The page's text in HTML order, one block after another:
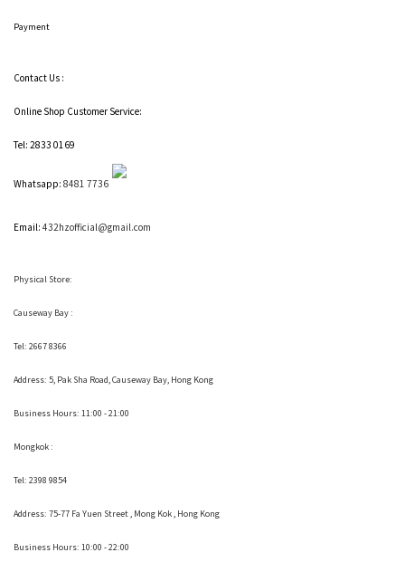
Payment
Contact Us :
Online Shop Customer Service:
Tel: 2833 0169
Whatsapp: 8481 7736
Email: 432hzofficial@gmail.com
Physical Store:
Causeway Bay :
Tel: 2667 8366
Address: 5, Pak Sha Road, Causeway Bay, Hong Kong
Business Hours: 11:00 - 21:00
Mongkok :
Tel: 2398 9854
Address: 75-77 Fa Yuen Street , Mong Kok, Hong Kong
Business Hours: 10:00 - 22:00